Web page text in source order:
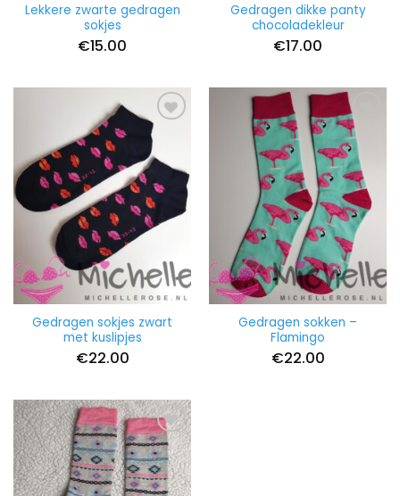
Lekkere zwarte gedragen
sokjes
€15.00
Gedragen dikke panty
chocoladekleur
€17.00
Gedragen sokjes zwart
met kuslipjes
€22.00
Gedragen sokken –
Flamingo
€22.00